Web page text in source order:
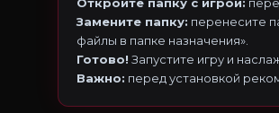
Замените папку: перенесите
файлы в папке назначения».
Готово! Запустите игру и
Важно: перед установкой